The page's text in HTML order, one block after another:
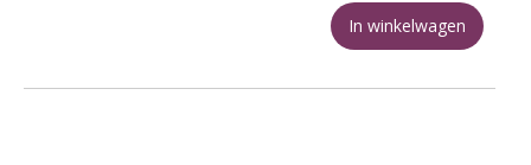
In winkelwagen